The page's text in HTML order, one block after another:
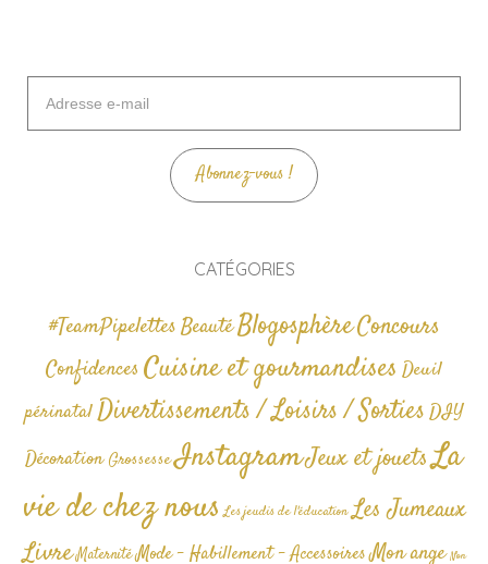
mail
Abonnez-vous !
CATÉGORIES
#TeamPipelettesBeautéBlogosphèreConcours
Confidences Cuisine et gourmandises Deuil
périnatalDivertissements / Loisirs / SortiesDIY
Décoration GrossesseInstagramJeux et jouetsLa
vie de chez nous Les jeudis de l'éducation Les Jumeaux
Livre Maternité Mode - Habillement - AccessoiresMon ange Non